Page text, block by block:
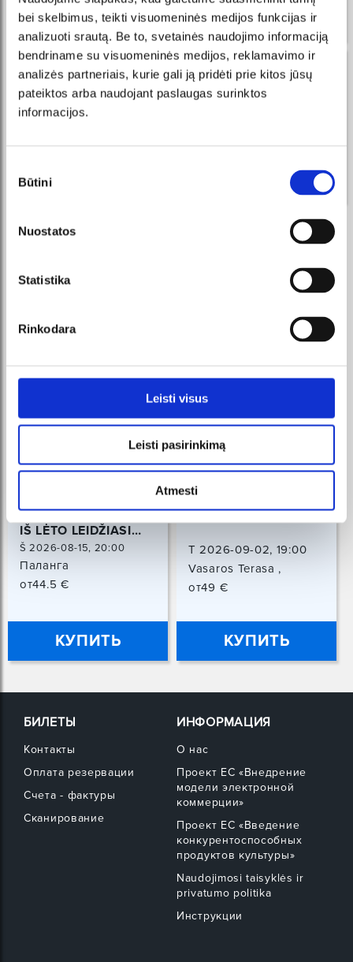
bei skelbimus, teikti visuomeninės medijos funkcijas ir
analizuoti srautą. Be to, svetainės naudojimo informaciją
bendriname su visuomeninės medijos, reklamavimo ir
analizės partneriais, kurie gali ją pridėti prie kitos jūsų
pateiktos arba naudojant paslaugas surinktos
informacijos.
pasirinkimas
Būtini
Nuostatos
Statistika
Rinkodara
Leisti visus
Leisti pasirinkimą
Atmesti
билеты прямо у нашего
интеллектуального робота!
новости по эл. почте
регистрируйтесь и Вы всегда первыми узнаете о
новых мероприятиях и акциях!
Я соглашаюсь с условиями прямого маркетинга.
МЫ РЕКОМЕНДУЕМ
KARALIŠKA ERDVĖ |
IŠ LĖTO LEIDŽIASI
SAULĖ
Š 2026-08-15, 20:00
Паланга
от44.5 €
КУПИТЬ
GUS GUS
T 2026-09-02, 19:00
Vasaros Terasa ,
Vilniaus 39, Vilnius
от49 €
КУПИТЬ
БИЛЕТЫ
Контакты
Оплата резервации
Счета - фактуры
Сканирование
ИНФОРМАЦИЯ
О нас
Проект ЕС «Внедрение
модели электронной
коммерции»
Проект ЕС «Введение
конкурентоспособных
продуктов культуры»
Naudojimosi taisyklės ir
privatumo politika
Инструкции